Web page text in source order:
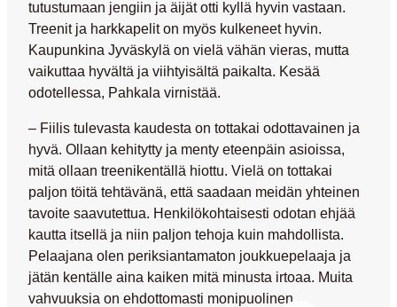
tutustumaan jengiin ja äijät otti kyllä hyvin vastaan.
Treenit ja harkkapelit on myös kulkeneet hyvin.
Kaupunkina Jyväskylä on vielä vähän vieras, mutta
vaikuttaa hyvältä ja viihtyisältä paikalta. Kesää
odotellessa, Pahkala virnistää.
– Fiilis tulevasta kaudesta on tottakai odottavainen ja
hyvä. Ollaan kehitytty ja menty eteenpäin asioissa,
mitä ollaan treenikentällä hiottu. Vielä on tottakai
paljon töitä tehtävänä, että saadaan meidän yhteinen
tavoite saavutettua. Henkilökohtaisesti odotan ehjää
kautta itsellä ja niin paljon tehoja kuin mahdollista.
Pelaajana olen periksiantamaton joukkuepelaaja ja
jätän kentälle aina kaiken mitä minusta irtoaa. Muita
vahvuuksia on ehdottomasti monipuolinen